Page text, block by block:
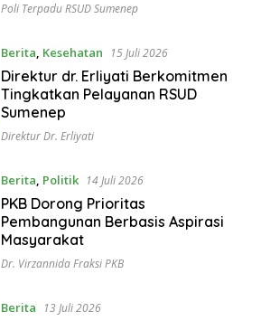
Poli Terpadu RSUD Sumenep
Berita, Kesehatan 15 Juli 2026
Direktur dr. Erliyati Berkomitmen
Tingkatkan Pelayanan RSUD
Sumenep
Direktur Dr. Erliyati
Berita, Politik 14 Juli 2026
PKB Dorong Prioritas
Pembangunan Berbasis Aspirasi
Masyarakat
Dr. Virzannida Fraksi PKB
Berita 13 Juli 2026